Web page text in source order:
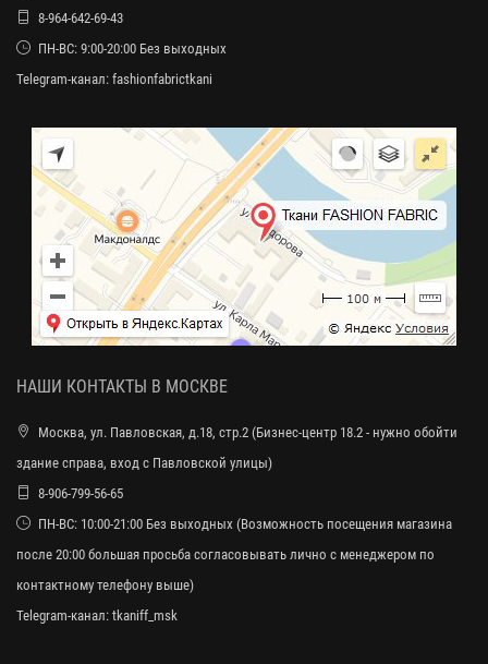
8-964-642-69-43
ПН-ВС: 9:00-20:00 Без выходных
Telegram-канал: fashionfabrictkani
НАШИ КОНТАКТЫ В МОСКВЕ
Москва, ул. Павловская, д.18, стр.2 (Бизнес-центр 18.2 - нужно обойти
здание справа, вход с Павловской улицы)
8-906-799-56-65
ПН-ВС: 10:00-21:00 Без выходных (Возможность посещения магазина
после 20:00 большая просьба согласовывать лично с менеджером по
контактному телефону выше)
Telegram-канал: tkaniff_msk